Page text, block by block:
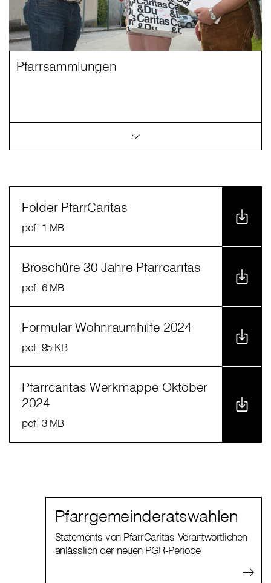
Pfarrsammlungen
Folder PfarrCaritas
pdf, 1 MB
Broschüre 30 Jahre Pfarrcaritas
pdf, 6 MB
Formular Wohnraumhilfe 2024
pdf, 95 KB
Pfarrcaritas Werkmappe Oktober
2024
pdf, 3 MB
Pfarrgemeinderatswahlen
Statements von PfarrCaritas-Verantwortlichen
anlässlich der neuen PGR-Periode